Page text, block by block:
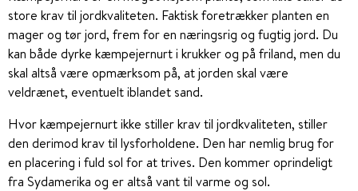
store krav til jordkvaliteten. Faktisk foretrækker planten en
mager og tør jord, frem for en næringsrig og fugtig jord. Du
kan både dyrke kæmpejernurt i krukker og på friland, men du
skal altså være opmærksom på, at jorden skal være
veldrænet, eventuelt iblandet sand.
Hvor kæmpejernurt ikke stiller krav til jordkvaliteten, stiller
den derimod krav til lysforholdene. Den har nemlig brug for
en placering i fuld sol for at trives. Den kommer oprindeligt
fra Sydamerika og er altså vant til varme og sol.